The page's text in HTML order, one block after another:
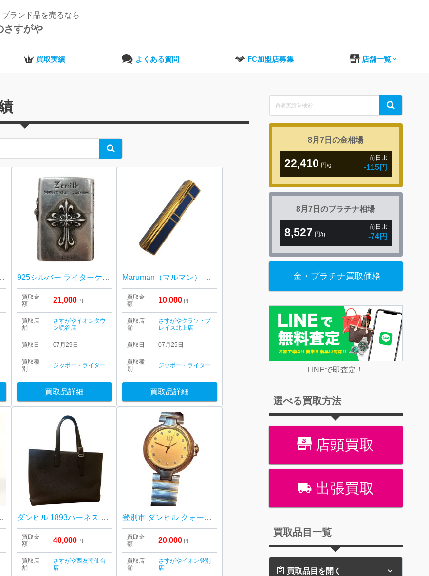
ランド品を売るなら
さすがや
買取実績 よくある質問 FC加盟店募集 店舗一覧
Search
ソン Vツインエンジンモデル 925シルバー ライターケース
買取金
額
21,000 円
買取店
舗
さすがやイオンタウ
ン読谷店
買取日 07月29日
買取種
別
ジッポー・ライター
買取品詳細
Maruman（マルマン） ライター 青ラッカー×ゴールドカラー
買取金
額
10,000 円
買取店
舗
さすがやクラソ・プ
レイス北上店
買取日 07月25日
買取種
別
ジッポー・ライター
買取品詳細
ダンヒル 1893ハーネス イーストウエスト トートバッグ
買取金
額
40,000 円
買取店
舗
さすがや西友南仙台
店
登別市 ダンヒル クォーツ腕時計 ゴールドカラー 高価買取しました
買取金
額
20,000 円
買取店
舗
さすがやイオン登別
店
Search
for:
Search
8月7日の金相場
22,410 円/g
前日比
-115円
8月7日のプラチナ相場
8,527 円/g
前日比
-74円
金・プラチナ買取価格
LINEで即査定！
選べる買取方法
店頭買取
出張買取
買取品目一覧
買取品目を開く